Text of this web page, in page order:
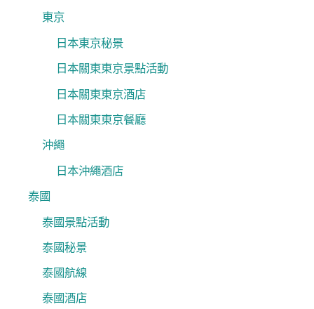
東京
日本東京秘景
日本關東東京景點活動
日本關東東京酒店
日本關東東京餐廳
沖繩
日本沖繩酒店
泰國
泰國景點活動
泰國秘景
泰國航線
泰國酒店